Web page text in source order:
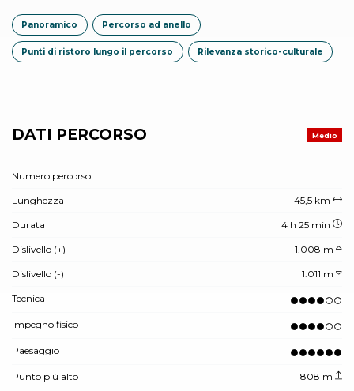
Panoramico Percorso ad anello
Punti di ristoro lungo il percorso Rilevanza storico-culturale
DATI PERCORSO Medio
Numero percorso
Lunghezza 45,5 km
Durata 4 h 25 min
Dislivello (+) 1.008 m
Dislivello (-) 1.011 m
Tecnica
Impegno fisico
Paesaggio
Punto più alto 808 m